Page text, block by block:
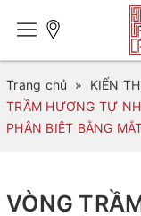
Trang chủ » KIẾN
TRẦM HƯƠNG TỰ
PHÂN BIỆT BẰNG
VÒNG